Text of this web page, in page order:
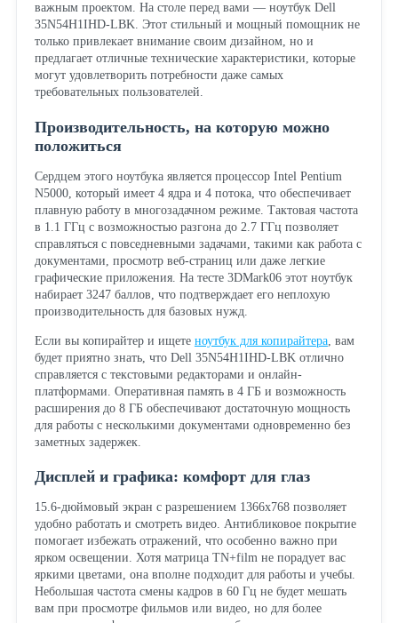
важным проектом. На столе перед вами — ноутбук Dell
35N54H1IHD-LBK. Этот стильный и мощный помощник не
только привлекает внимание своим дизайном, но и
предлагает отличные технические характеристики, которые
могут удовлетворить потребности даже самых
требовательных пользователей.
Производительность, на которую можно
положиться
Сердцем этого ноутбука является процессор Intel Pentium
N5000, который имеет 4 ядра и 4 потока, что обеспечивает
плавную работу в многозадачном режиме. Тактовая частота
в 1.1 ГГц с возможностью разгона до 2.7 ГГц позволяет
справляться с повседневными задачами, такими как работа с
документами, просмотр веб-страниц или даже легкие
графические приложения. На тесте 3DMark06 этот ноутбук
набирает 3247 баллов, что подтверждает его неплохую
производительность для базовых нужд.
Если вы копирайтер и ищете ноутбук для копирайтера, вам
будет приятно знать, что Dell 35N54H1IHD-LBK отлично
справляется с текстовыми редакторами и онлайн-
платформами. Оперативная память в 4 ГБ и возможность
расширения до 8 ГБ обеспечивают достаточную мощность
для работы с несколькими документами одновременно без
заметных задержек.
Дисплей и графика: комфорт для глаз
15.6-дюймовый экран с разрешением 1366x768 позволяет
удобно работать и смотреть видео. Антибликовое покрытие
помогает избежать отражений, что особенно важно при
ярком освещении. Хотя матрица TN+film не порадует вас
яркими цветами, она вполне подходит для работы и учебы.
Небольшая частота смены кадров в 60 Гц не будет мешать
вам при просмотре фильмов или видео, но для более